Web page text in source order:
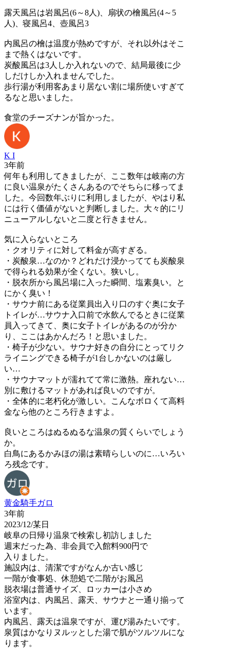
露天風呂は岩風呂(6～8人)、扇状の檜風呂(4～5
人)、寝風呂4、壺風呂3
内風呂の檜は温度が熱めですが、それ以外はそこ
まで熱くはないです。
炭酸風呂は3人しか入れないので、結局最後に少
しだけしか入れませんでした。
歩行湯が利用客あまり居ない割に場所使いすぎて
るなと思いました。
食堂のチーズナンが旨かった。
K I
3年前
何年も利用してきましたが、ここ数年は岐南の方
に良い温泉がたくさんあるのでそちらに移ってま
した。今回数年ぶりに利用しましたが、やはり私
には行く価値がないと判断しました。大々的にリ
ニューアルしないと二度と行きません。
気に入らないところ
・クオリティに対して料金が高すぎる。
・炭酸泉…なのか？どれだけ浸かってても炭酸泉
で得られる効果が全くない。狭いし。
・脱衣所から風呂場に入った瞬間、塩素臭い。と
にかく臭い！
・サウナ前にある従業員出入り口のすぐ奥に女子
トイレが…サウナ入口前で水飲んでるときに従業
員入ってきて、奥に女子トイレがあるのが分か
り、ここはあかんだろ！と思いました。
・椅子が少ない。サウナ好きの自分にとってリク
ライニングできる椅子が1台しかないのは厳し
い…
・サウナマットが濡れてて常に激熱。座れない…
別に敷けるマットがあれば良いのですが。
・全体的に老朽化が激しい。こんなボロくて高料
金なら他のところ行きますよ。
良いところはぬるぬるな温泉の質くらいでしょう
か。
白鳥にあるかみほの湯は素晴らしいのに…いろい
ろ残念です。
黄金騎手ガロ
3年前
2023/12/某日
岐阜の日帰り温泉で検索し初訪しました
週末だった為、非会員で入館料900円で
入りました。
施設内は、清潔ですがなんか古い感じ
一階が食事処、休憩処で二階がお風呂
脱衣場は普通サイズ、ロッカーは小さめ
浴室内は、内風呂、露天、サウナと一通り揃って
います。
内風呂、露天は温泉ですが、運び湯みたいです。
泉質はかなりヌルッとした湯で肌がツルツルにな
ります。